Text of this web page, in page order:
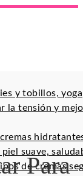
y tobillos, yoga
la tensión y
suave,
de cremas
Para